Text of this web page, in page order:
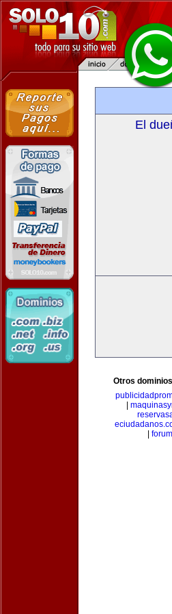
El
Otros